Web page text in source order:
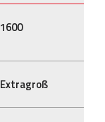
1600
Extragroß